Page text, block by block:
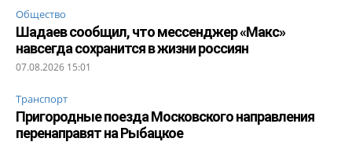
Общество
Шадаев сообщил, что мессенджер «Макс»
навсегда сохранится в жизни россиян
07.08.2026 15:01
Транспорт
Пригородные поезда Московского направления
перенаправят на Рыбацкое